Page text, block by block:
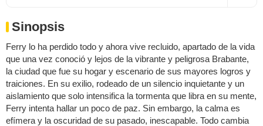
Sinopsis
Ferry lo ha perdido todo y ahora vive recluido, apartado de la vida
que una vez conoció y lejos de la vibrante y peligrosa Brabante,
la ciudad que fue su hogar y escenario de sus mayores logros y
traiciones. En su exilio, rodeado de un silencio inquietante y un
aislamiento que solo intensifica la tormenta que libra en su mente,
Ferry intenta hallar un poco de paz. Sin embargo, la calma es
efímera y la oscuridad de su pasado, inescapable. Todo cambia